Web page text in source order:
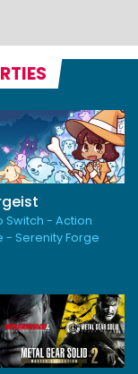
Switch - Action
- Serenity Forge